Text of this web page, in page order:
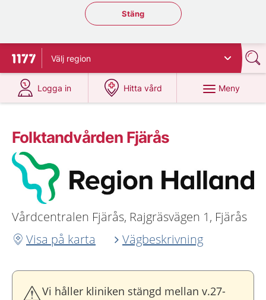
Stäng regionsväljaren
Stäng
Till startsidan för 1177
Välj region
Logga in
på 1177.se
Hitta vård
på 1177.se
Meny
Folktandvården Fjärås
Vårdcentralen Fjärås, Rajgräsvägen 1, Fjärås
Visa på karta
Vägbeskrivning
Vi håller kliniken stängd mellan v.27-